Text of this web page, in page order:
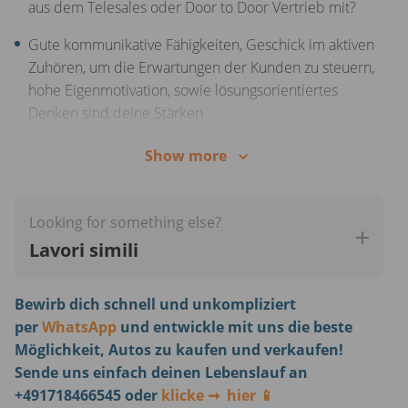
Berichte regelmäßig an deinem Team Lead,
gemeinsam haltet ihr deine KPIs im Blick
aus dem Telesales oder Door to Door Vertrieb mit?
Gute kommunikative Fähigkeiten, Geschick im aktiven
Zuhören, um die Erwartungen der Kunden zu steuern,
hohe Eigenmotivation, sowie lösungsorientiertes
Denken sind deine Stärken
Begeistert dich die einzigartige Kombination aus
Sehr gute Kommunikations- und Ausdrucks­fähig­keit
auf Deutsch in Wort und Schrift
Show more
Looking for something else?
Lavori simili
Bewirb dich schnell und unkompliziert
perWhatsApp und entwickle mit uns die beste
Möglichkeit, Autos zu kaufen und verkaufen!
Sende uns einfach deinen Lebenslauf an
+491718466545 oder klicke ➞ hier 📱